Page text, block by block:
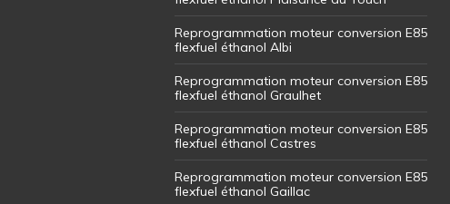
Reprogrammation moteur conversion E85
flexfuel éthanol Albi
Reprogrammation moteur conversion E85
flexfuel éthanol Graulhet
Reprogrammation moteur conversion E85
flexfuel éthanol Castres
Reprogrammation moteur conversion E85
flexfuel éthanol Gaillac